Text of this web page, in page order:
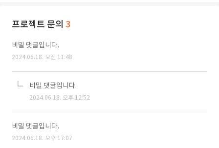
프로젝트 문의 3
비밀 댓글입니다.
2024.06.18. 오전 11:48
비밀 댓글입니다.
2024.06.18. 오후 12:52
비밀 댓글입니다.
2024.06.18. 오후 17:07